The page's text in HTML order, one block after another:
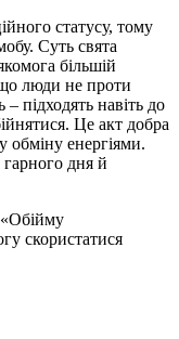
статусу, тому
Суть свята
більшій
люди не проти
підходять навіть до
Це акт добра
обміну енергіями.
дня й
скористатися